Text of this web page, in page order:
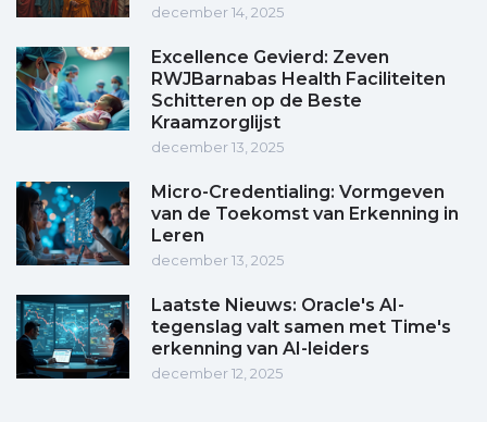
december 14, 2025
Excellence Gevierd: Zeven
RWJBarnabas Health Faciliteiten
Schitteren op de Beste
Kraamzorglijst
december 13, 2025
Micro-Credentialing: Vormgeven
van de Toekomst van Erkenning in
Leren
december 13, 2025
Laatste Nieuws: Oracle's AI-
tegenslag valt samen met Time's
erkenning van AI-leiders
december 12, 2025